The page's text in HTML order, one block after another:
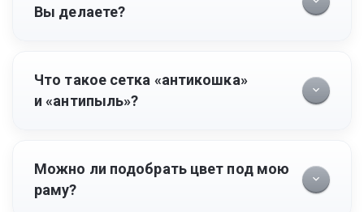
Вы делаете?
Что такое сетка «антикошка»
и «антипыль»?
Можно ли подобрать цвет под мою
раму?